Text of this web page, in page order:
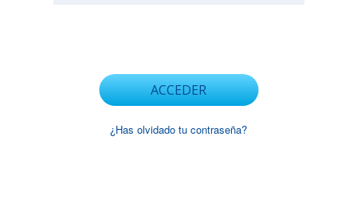
ACCEDER
¿Has olvidado tu contraseña?